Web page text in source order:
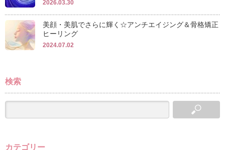
2026.03.30
美顔・美肌でさらに輝く☆アンチエイジング＆骨格矯正
ヒーリング
2024.07.02
検索
カテゴリー